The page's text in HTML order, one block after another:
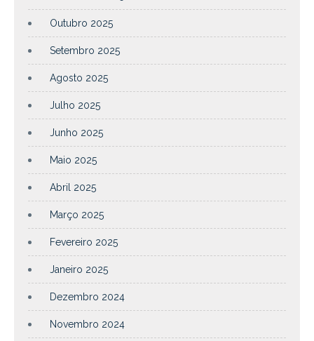
Outubro 2025
Setembro 2025
Agosto 2025
Julho 2025
Junho 2025
Maio 2025
Abril 2025
Março 2025
Fevereiro 2025
Janeiro 2025
Dezembro 2024
Novembro 2024